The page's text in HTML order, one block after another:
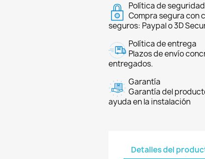
Política de seguridad
Compra segura con
seguros: Paypal o 3D
Política de entrega
Plazos de envío
entregados.
Garantía
Garantía del
ayuda en la instalación
Detalles del